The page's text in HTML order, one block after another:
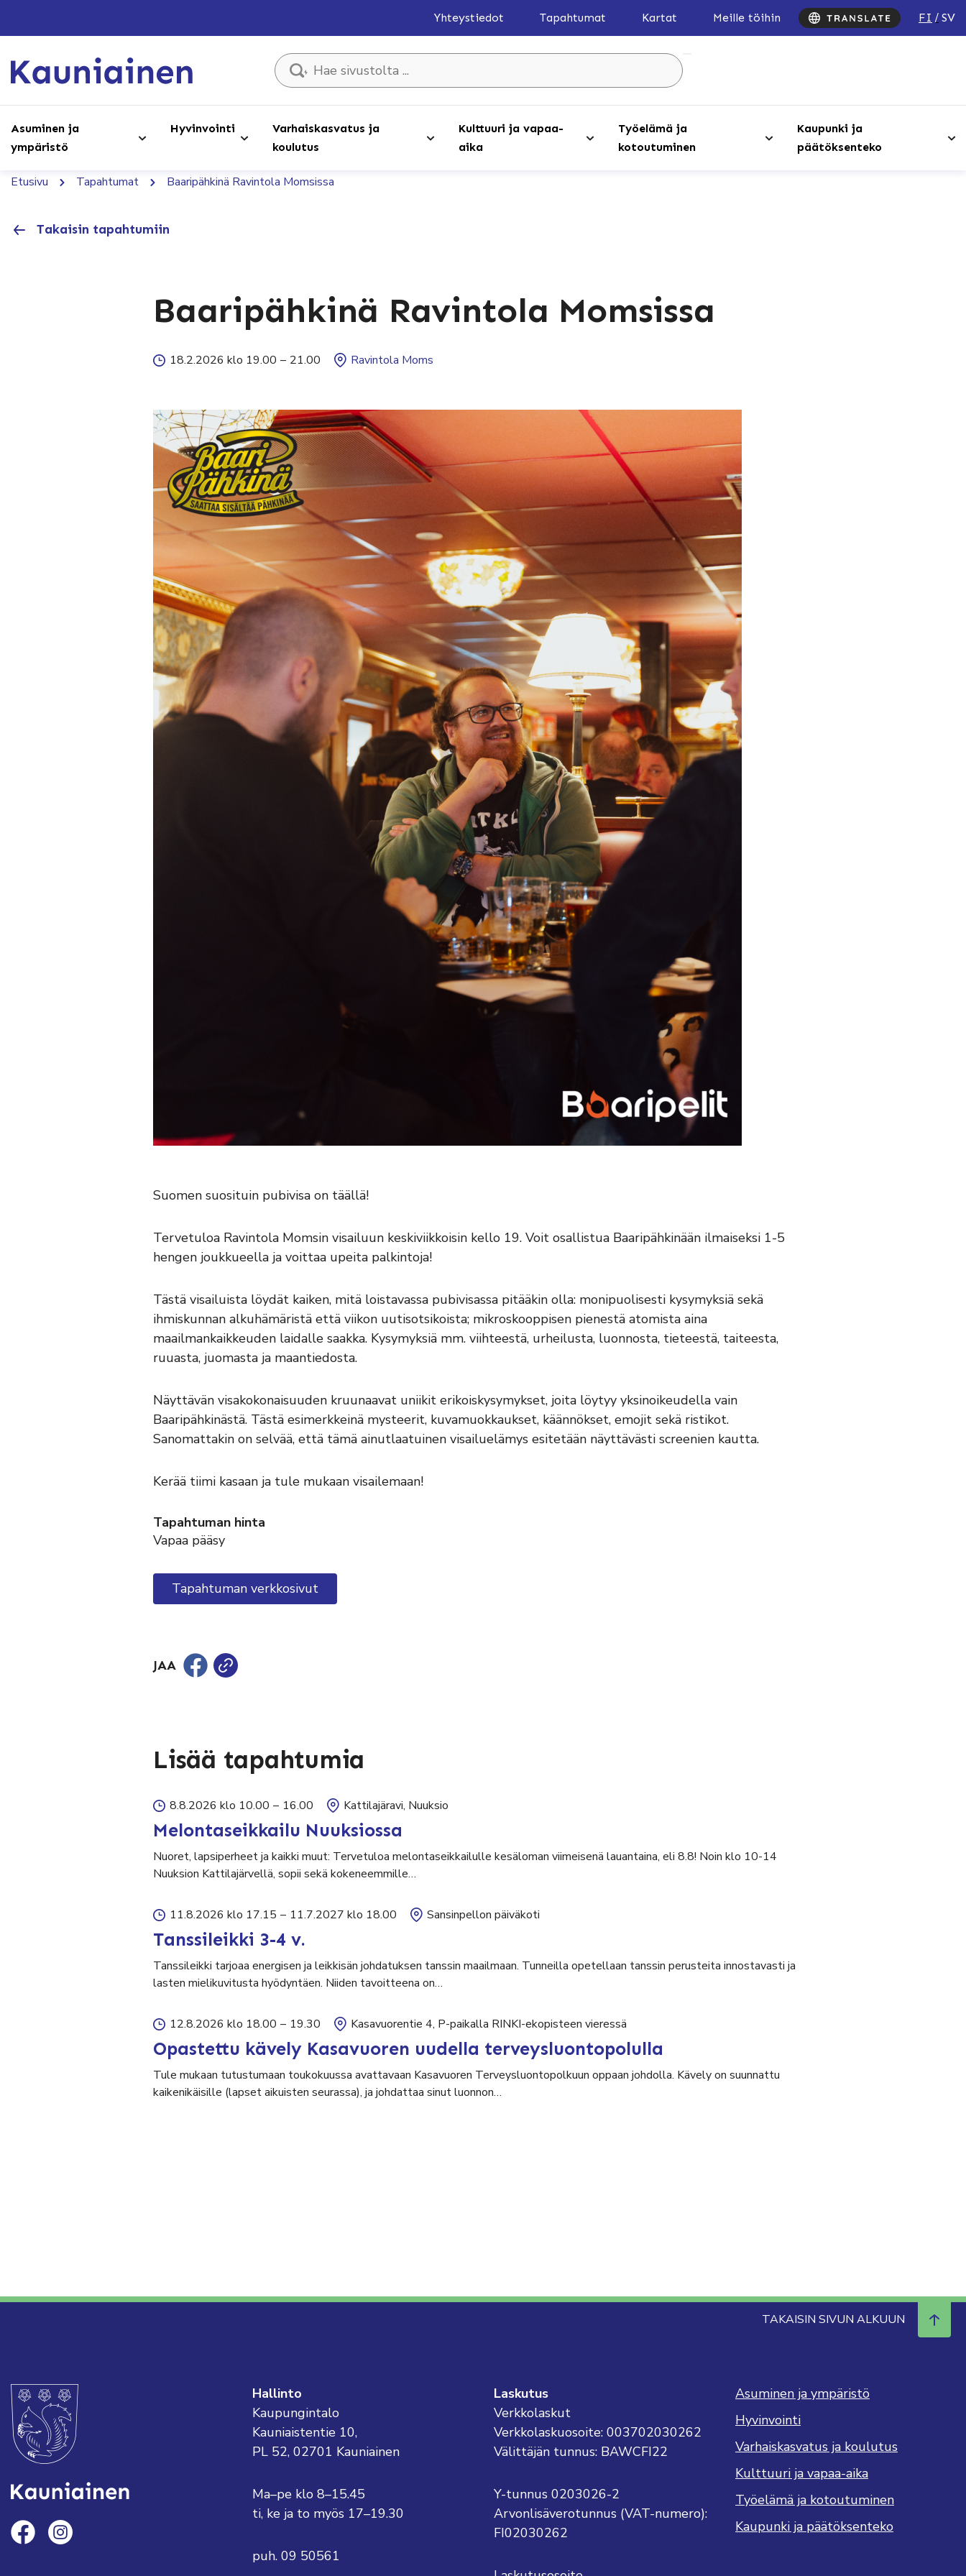
Yhteystiedot Tapahtumat Kartat Meille töihin FI SV
Hae sivustolta ...
Asuminen ja
ympäristö
Hyvinvointi
Varhaiskasvatus ja
koulutus
Kulttuuri ja vapaa-
aika
Työelämä ja
kotoutuminen
Kaupunki ja
päätöksenteko
Etusivu Tapahtumat Baaripähkinä Ravintola Momsissa
Takaisin tapahtumiin
Baaripähkinä Ravintola Momsissa
18.2.2026 klo 19.00 – 21.00 Ravintola Moms
Suomen suosituin pubivisa on täällä!
Tervetuloa Ravintola Momsin visailuun keskiviikkoisin kello 19. Voit osallistua Baaripähkinään ilmaiseksi 1-5
hengen joukkueella ja voittaa upeita palkintoja!
Tästä visailuista löydät kaiken, mitä loistavassa pubivisassa pitääkin olla: monipuolisesti kysymyksiä sekä
ihmiskunnan alkuhämäristä että viikon uutisotsikoista; mikroskooppisen pienestä atomista aina
maailmankaikkeuden laidalle saakka. Kysymyksiä mm. viihteestä, urheilusta, luonnosta, tieteestä, taiteesta,
ruuasta, juomasta ja maantiedosta.
Näyttävän visakokonaisuuden kruunaavat uniikit erikoiskysymykset, joita löytyy yksinoikeudella vain
Baaripähkinästä. Tästä esimerkkeinä mysteerit, kuvamuokkaukset, käännökset, emojit sekä ristikot.
Sanomattakin on selvää, että tämä ainutlaatuinen visailuelämys esitetään näyttävästi screenien kautta.
Kerää tiimi kasaan ja tule mukaan visailemaan!
Tapahtuman hinta
Vapaa pääsy
Tapahtuman verkkosivut
JAA
Lisää tapahtumia
8.8.2026 klo 10.00 – 16.00 Kattilajäravi, Nuuksio
Melontaseikkailu Nuuksiossa
Nuoret, lapsiperheet ja kaikki muut: Tervetuloa melontaseikkailulle kesäloman viimeisenä lauantaina, eli 8.8! Noin klo 10-14
Nuuksion Kattilajärvellä, sopii sekä kokeneemmille…
11.8.2026 klo 17.15 – 11.7.2027 klo 18.00 Sansinpellon päiväkoti
Tanssileikki 3-4 v.
Tanssileikki tarjoaa energisen ja leikkisän johdatuksen tanssin maailmaan. Tunneilla opetellaan tanssin perusteita innostavasti ja
lasten mielikuvitusta hyödyntäen. Niiden tavoitteena on…
12.8.2026 klo 18.00 – 19.30 Kasavuorentie 4, P-paikalla RINKI-ekopisteen vieressä
Opastettu kävely Kasavuoren uudella terveysluontopolulla
Tule mukaan tutustumaan toukokuussa avattavaan Kasavuoren Terveysluontopolkuun oppaan johdolla. Kävely on suunnattu
kaikenikäisille (lapset aikuisten seurassa), ja johdattaa sinut luonnon…
TAKAISIN SIVUN ALKUUN
Hallinto
Kaupungintalo
Kauniaistentie 10,
PL 52, 02701 Kauniainen
Ma–pe klo 8–15.45
ti, ke ja to myös 17–19.30
puh. 09 50561
Laskutus
Verkkolaskut
Verkkolaskuosoite: 003702030262
Välittäjän tunnus: BAWCFI22
Y-tunnus 0203026-2
Arvonlisäverotunnus (VAT-numero):
FI02030262
Asuminen ja ympäristö
Hyvinvointi
Varhaiskasvatus ja koulutus
Kulttuuri ja vapaa-aika
Työelämä ja kotoutuminen
Kaupunki ja päätöksenteko